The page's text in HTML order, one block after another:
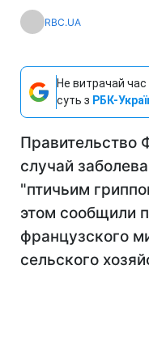
RBC.UA
Не витрачай
суть з РБК-
Правительство
случай
"птичьим
этом сообщили
французского
сельского